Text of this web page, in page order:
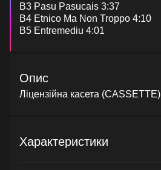
B3 Pasu Pasucais 3:37
B4 Etnico Ma Non Troppo 4:10
B5 Entremediu 4:01
Опис
Ліцензійна касета (CASSETTE)
Характеристики